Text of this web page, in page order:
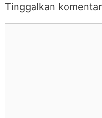
Tinggalkan komentar